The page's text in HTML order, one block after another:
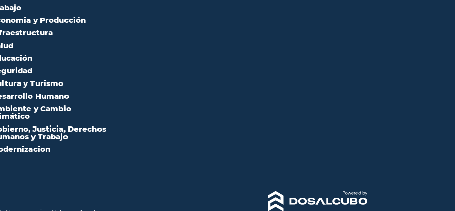
y Producción
y Turismo
Humano
y Cambio
Justicia, Derechos
y Trabajo